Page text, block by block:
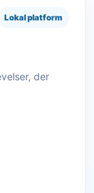
Lokal platform
der